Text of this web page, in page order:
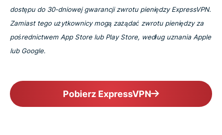
dostępu do 30-dniowej gwarancji zwrotu pieniędzy ExpressVPN.
Zamiast tego użytkownicy mogą zażądać zwrotu pieniędzy za
pośrednictwem App Store lub Play Store, według uznania Apple
lub Google.
Pobierz ExpressVPN